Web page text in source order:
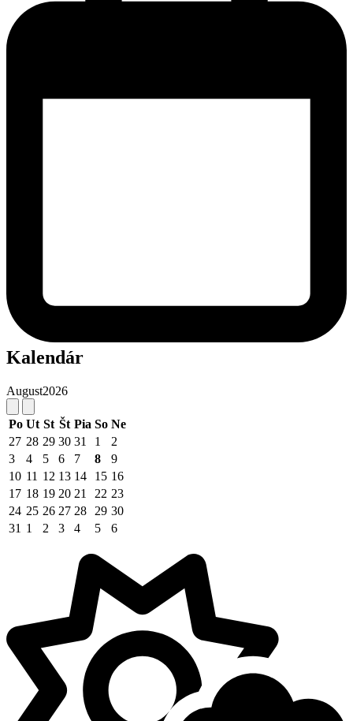
Kalendár
August2026
Po Ut St Št Pia So Ne
27 28 29 30 31 1
2
3
4 5 6 7 8
9
10 11 12 13 14 15 16
17 18 19 20 21 22 23
24 25 26 27 28 29 30
31 1 2 3 4 5 6